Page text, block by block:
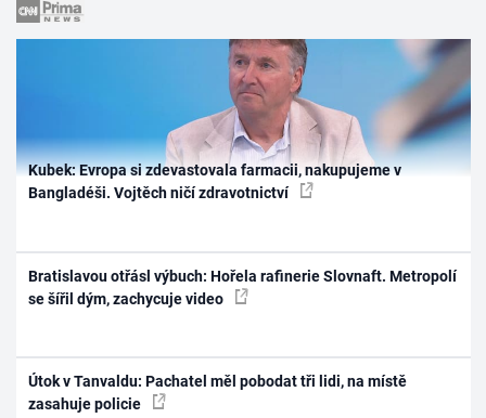
Kubek: Evropa si zdevastovala farmacii, nakupujeme v
Bangladéši. Vojtěch ničí zdravotnictví
Bratislavou otřásl výbuch: Hořela rafinerie Slovnaft. Metropolí
se šířil dým, zachycuje video
Útok v Tanvaldu: Pachatel měl pobodat tři lidi, na místě
zasahuje policie